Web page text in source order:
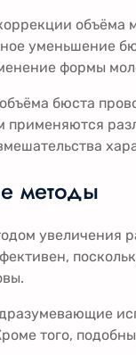
объёма
уменьшение
формы
бюста
применяются
методы
увеличения
того,